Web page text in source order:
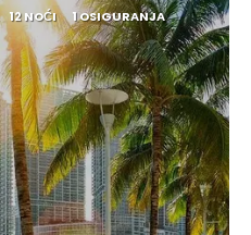
12 NOĆI 1 OSIGURANJA